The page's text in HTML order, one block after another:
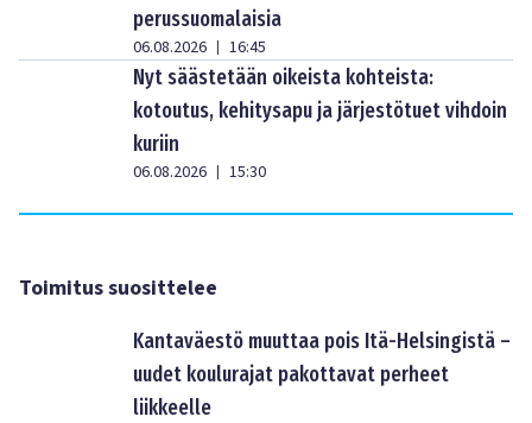
perussuomalaisia
06.08.2026 | 16:45
Nyt säästetään oikeista kohteista:
kotoutus, kehitysapu ja järjestötuet vihdoin
kuriin
06.08.2026 | 15:30
Toimitus suosittelee
Kantaväestö muuttaa pois Itä-Helsingistä –
uudet koulurajat pakottavat perheet
liikkeelle